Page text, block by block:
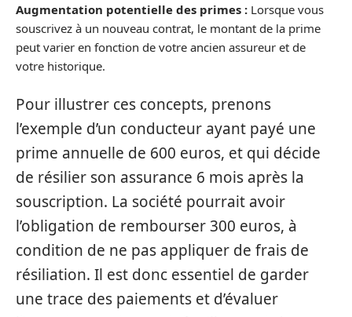
Augmentation potentielle des primes : Lorsque vous
souscrivez à un nouveau contrat, le montant de la prime
peut varier en fonction de votre ancien assureur et de
votre historique.
Pour illustrer ces concepts, prenons
l’exemple d’un conducteur ayant payé une
prime annuelle de 600 euros, et qui décide
de résilier son assurance 6 mois après la
souscription. La société pourrait avoir
l’obligation de rembourser 300 euros, à
condition de ne pas appliquer de frais de
résiliation. Il est donc essentiel de garder
une trace des paiements et d’évaluer